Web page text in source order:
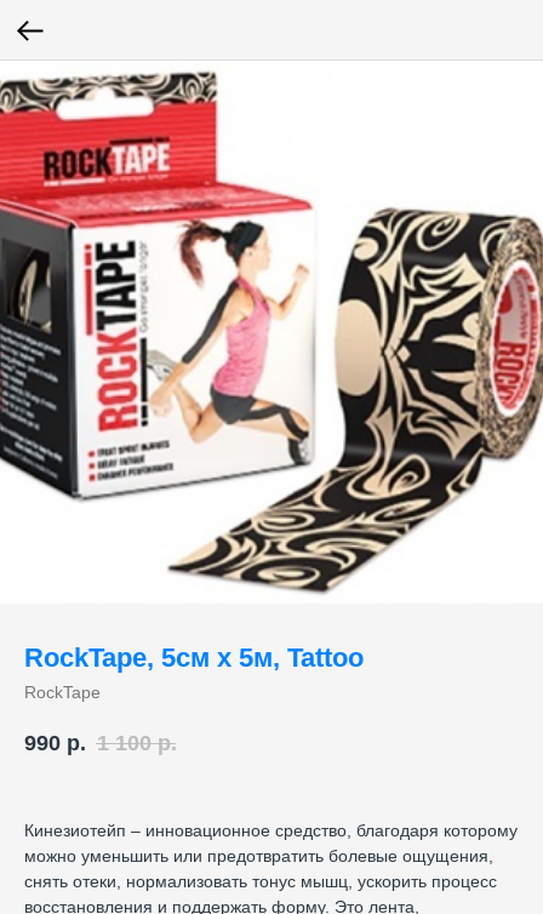
RockTape, 5см х 5м, Tattoo
RockTape
990 р. 1 100 р.
Кинезиотейп – инновационное средство, благодаря которому
можно уменьшить или предотвратить болевые ощущения,
снять отеки, нормализовать тонус мышц, ускорить процесс
восстановления и поддержать форму. Это лента,